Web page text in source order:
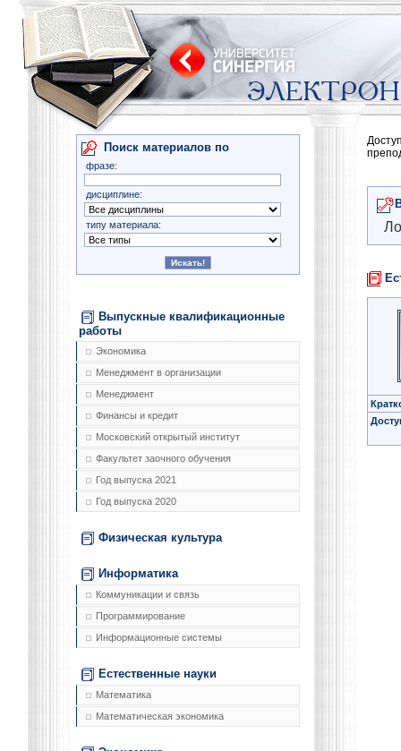
Поиск материалов по
фразе:
дисциплине:
типу материала:
Выпускные квалификационные
работы
Экономика
Менеджмент в организации
Менеджмент
Финансы и кредит
Московский открытый институт
Факультет заочного обучения
Год выпуска 2021
Год выпуска 2020
Физическая культура
Информатика
Коммуникации и связь
Программирование
Информационные системы
Естественные науки
Математика
Математическая экономика